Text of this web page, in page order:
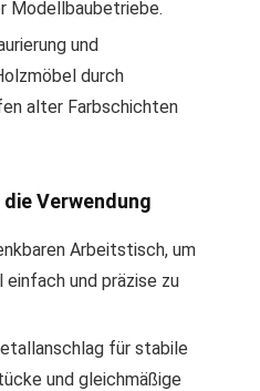
Modellbaubetriebe.
und
durch
alter Farbschichten
Verwendung
Arbeitstisch, um
und präzise zu
für stabile
und gleichmäßige